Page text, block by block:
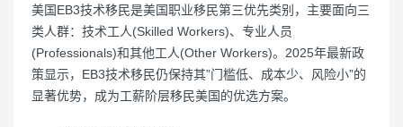
美国EB3技术移民是美国职业移民第三优先类别，主要面向三
类人群：技术工人(Skilled Workers)、专业人员
(Professionals)和其他工人(Other Workers)。2025年最新政
策显示，EB3技术移民仍保持其”门槛低、成本少、风险小”的
显著优势，成为工薪阶层移民美国的优选方案。